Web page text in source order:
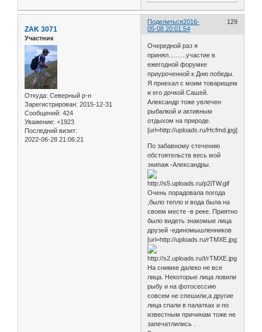
Поделиться 129
2016-
05-08 20:01:54
ZAK 3071
Участник
Откуда: Северный р-н
Зарегистрирован: 2015-12-31
Сообщений: 424
Уважение: +1923
Последний визит:
2022-06-28 21:06:21
Очередной раз я
принял..........участие в
ежегодной форумке
приуроченной к Дню победы.
Я приехал с моим товарищем
и его дочкой Сашей.
Александр тоже увлечен
рыбалкой и активным
отдыхом на природе.
[url=http://uploads.ru/Hcfmd.jpg]
По забавному стечению
обстоятельств весь мой
экипаж -Александры.
Очень порадовала погода
,было тепло и вода была на
своем месте -в реке. Приятно
было видеть знакомые лица
друзей -единомышленников
[url=http://uploads.ru/rTMXE.jpg]
На снимке далеко не все
лица. Некоторые лица ловили
рыбу и на фотосессию
совсем не спешили,а другие
лица спали в палатках и по
известным причинам тоже не
запечатлились .